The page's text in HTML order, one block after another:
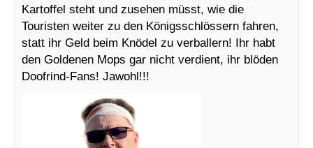
Kartoffel steht und zusehen müsst, wie die
Touristen weiter zu den Königsschlössern fahren,
statt ihr Geld beim Knödel zu verballern! Ihr habt
den Goldenen Mops gar nicht verdient, ihr blöden
Doofrind-Fans! Jawohl!!!